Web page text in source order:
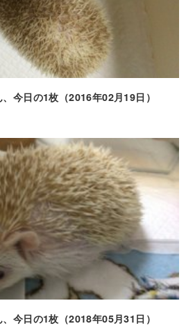
今日の1枚（2016年02月19日）
今日の1枚（2018年05月31日）